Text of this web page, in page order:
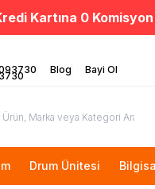
Kartına 0
Blog Bayi Ol
Drum Ünitesi